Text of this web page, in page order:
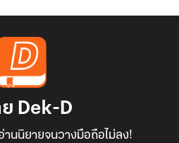
Dek-D
นนิยายจนวางมือถือไม่ลง!